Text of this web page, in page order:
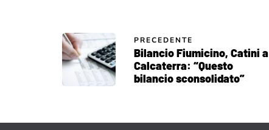
PRECEDENTE
Bilancio Fiumicino, Catini a
Calcaterra: “Questo
bilancio sconsolidato”